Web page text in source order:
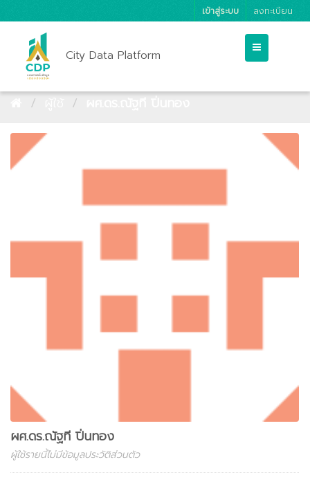
เข้าสู่ระบบ ลงทะเบียน
City Data Platform
ผศ.ดร.ณัฐที ปิ่นทอง
ผู้ใช้รายนี้ไม่มีข้อมูลประวัติส่วนตัว